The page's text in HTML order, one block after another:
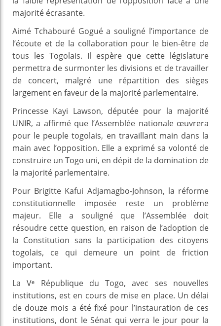
majorité écrasante.
Aimé Tchabouré Gogué a souligné l’importance de
l’écoute et de la collaboration pour le bien-être de
tous les Togolais. Il espère que cette législature
permettra de surmonter les divisions et de travailler
de concert, malgré une répartition des sièges
largement en faveur de la majorité parlementaire.
Princesse Kayi Lawson, députée pour la majorité
UNIR, a affirmé que l’Assemblée nationale œuvrera
pour le peuple togolais, en travaillant main dans la
main avec l’opposition. Elle a exprimé sa volonté de
construire un Togo uni, en dépit de la domination de
la majorité parlementaire.
Pour Brigitte Kafui Adjamagbo-Johnson, la réforme
constitutionnelle imposée reste un problème
majeur. Elle a souligné que l’Assemblée doit
résoudre cette question, en raison de l’adoption de
la Constitution sans la participation des citoyens
togolais, ce qui demeure un point de friction
important.
La Vᵉ République du Togo, avec ses nouvelles
institutions, est en cours de mise en place. Un délai
de douze mois a été fixé pour l’instauration de ces
institutions, dont le Sénat qui verra le jour pour la